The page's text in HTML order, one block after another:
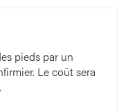
pieds par un
Le coût sera